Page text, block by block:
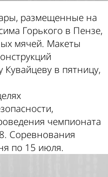
размещенные на
Горького в Пензе,
мячей. Макеты
Кувайцеву в пятницу,
чемпионата
Соревнования
по 15 июля.